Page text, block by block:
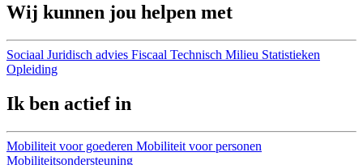
Wij kunnen jou helpen met
Sociaal Juridisch advies Fiscaal Technisch Milieu Statistieken
Opleiding
Ik ben actief in
Mobiliteit voor goederen Mobiliteit voor personen
Mobiliteitsondersteuning